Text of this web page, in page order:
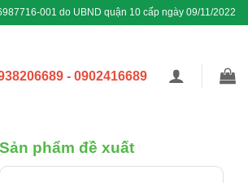
001 do UBND quận 10 cấp ngày 09/11/2022
- 0902416689
Sản phẩm đề xuất